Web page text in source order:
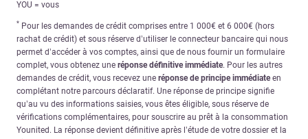
YOU = vous
* Pour les demandes de crédit comprises entre 1 000€ et 6 000€ (hors
rachat de crédit) et sous réserve d’utiliser le connecteur bancaire qui nous
permet d’accéder à vos comptes, ainsi que de nous fournir un formulaire
complet, vous obtenez une réponse définitive immédiate. Pour les autres
demandes de crédit, vous recevez une réponse de principe immédiateen
complétant notre parcours déclaratif. Une réponse de principe signifie
qu’au vu des informations saisies, vous êtes éligible, sous réserve de
vérifications complémentaires, pour souscrire au prêt à la consommation
Younited. La réponse devient définitive après l’étude de votre dossier et la